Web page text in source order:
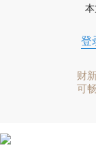
登
财
可